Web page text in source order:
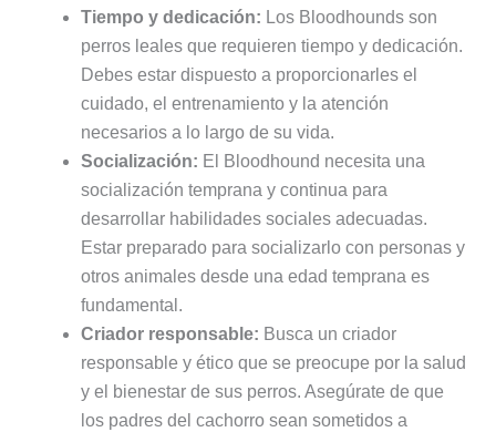
Tiempo y dedicación: Los Bloodhounds son
perros leales que requieren tiempo y dedicación.
Debes estar dispuesto a proporcionarles el
cuidado, el entrenamiento y la atención
necesarios a lo largo de su vida.
Socialización: El Bloodhound necesita una
socialización temprana y continua para
desarrollar habilidades sociales adecuadas.
Estar preparado para socializarlo con personas y
otros animales desde una edad temprana es
fundamental.
Criador responsable: Busca un criador
responsable y ético que se preocupe por la salud
y el bienestar de sus perros. Asegúrate de que
los padres del cachorro sean sometidos a